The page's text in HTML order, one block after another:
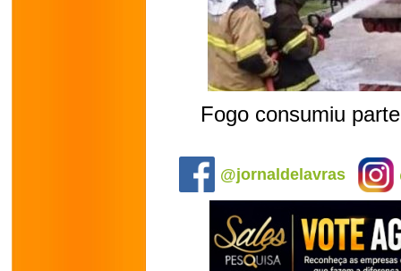
Fogo consumiu
@jornaldelavras